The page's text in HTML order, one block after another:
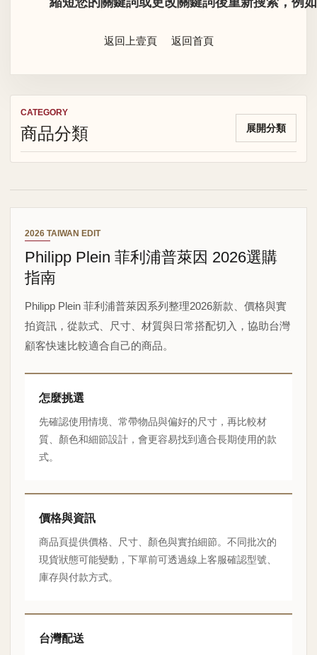
CATEGORY
商品分類 展開分類
返回上壹頁 返回首頁
2026 TAIWAN EDIT
Philipp Plein 菲利浦普萊因 2026選購
指南
Philipp Plein 菲利浦普萊因系列整理2026新款、價格與實
拍資訊，從款式、尺寸、材質與日常搭配切入，協助台灣
顧客快速比較適合自己的商品。
怎麼挑選
先確認使用情境、常帶物品與偏好的尺寸，再比較材
質、顏色和細節設計，會更容易找到適合長期使用的款
式。
價格與資訊
商品頁提供價格、尺寸、顏色與實拍細節。不同批次的
現貨狀態可能變動，下單前可透過線上客服確認型號、
庫存與付款方式。
台灣配送